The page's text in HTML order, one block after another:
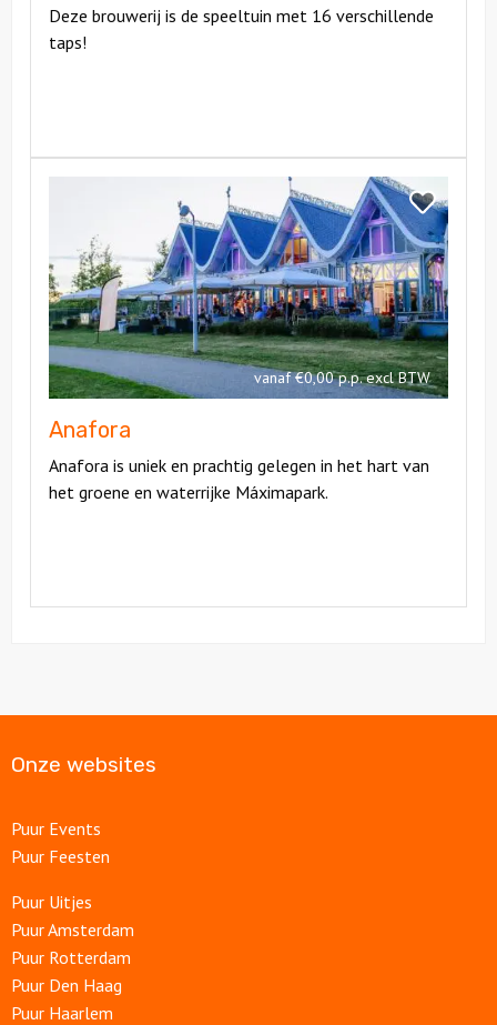
Deze brouwerij is de speeltuin met 16 verschillende
taps!
Bekijk
Anafora
vanaf €0,00 p.p. excl BTW
Anafora
Anafora is uniek en prachtig gelegen in het hart van
het groene en waterrijke Máximapark.
Onze websites
Puur Events
Puur Feesten
Puur Uitjes
Puur Amsterdam
Puur Rotterdam
Puur Den Haag
Puur Haarlem